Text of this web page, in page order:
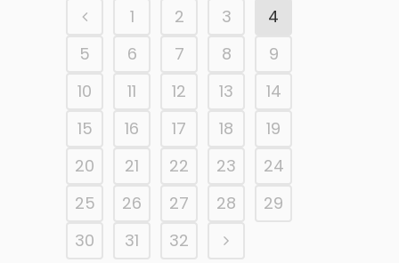
1 2 3
4
5
6 7 8
9
10
11 12 13
14
15
16 17 18
19
20
21 22 23
24
25
26 27 28
29
30
31 32